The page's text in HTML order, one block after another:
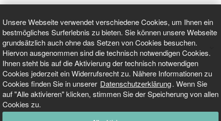
Unsere Webseite verwendet verschiedene Cookies, um Ihnen ein
bestmögliches Surferlebnis zu bieten. Sie können unsere Webseite
grundsätzlich auch ohne das Setzen von Cookies besuchen.
Hiervon ausgenommen sind die technisch notwendigen Cookies.
Ihnen steht bis auf die Aktivierung der technisch notwendigen
Cookies jederzeit ein Widerrufsrecht zu. Nähere Informationen zu
Cookies finden Sie in unserer Datenschutzerklärung. Wenn Sie
auf "Alle aktivieren" klicken, stimmen Sie der Speicherung von allen
Cookies zu.
GEPRÜFT UND ZERTIFIZIERT
AKTUELLE NACHRICHTEN
TARIFO.DE